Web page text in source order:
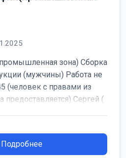
зона) Cборка
(мужчины) Работа не
(человек с правами из
Сергей (
Подробнее